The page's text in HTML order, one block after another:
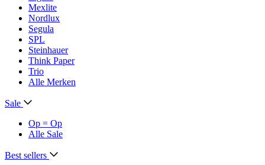
Mexlite
Nordlux
Segula
SPL
Steinhauer
Think Paper
Trio
Alle Merken
Sale
Op = Op
Alle Sale
Best sellers